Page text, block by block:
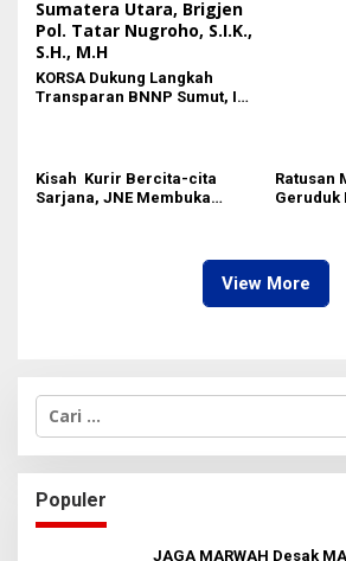
KORSA Dukung Langkah
Transparan BNNP Sumut, Isu
Kisah Kurir Bercita-cita
Sarjana, JNE Membuka
Ratusan
Geruduk
View More
C
i
u
n
t
Populer
JAGA MARWAH Desak